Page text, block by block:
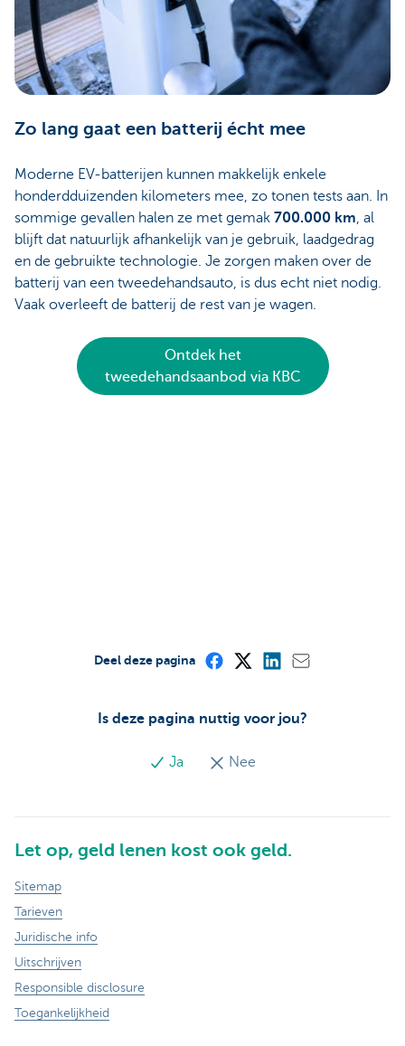
Zo lang gaat een batterij écht mee
Moderne EV-batterijen kunnen makkelijk enkele
honderdduizenden kilometers mee, zo tonen tests aan. In
sommige gevallen halen ze met gemak 700.000 km, al
blijft dat natuurlijk afhankelijk van je gebruik, laadgedrag
en de gebruikte technologie. Je zorgen maken over de
batterij van een tweedehandsauto, is dus echt niet nodig.
Vaak overleeft de batterij de rest van je wagen.
Ontdek het
tweedehandsaanbod via KBC
Is deze pagina nuttig voor jou?
Ja Nee
Deel deze pagina
Let op, geld lenen kost ook geld.
Sitemap
Tarieven
Juridische info
Uitschrijven
Responsible disclosure
Toegankelijkheid